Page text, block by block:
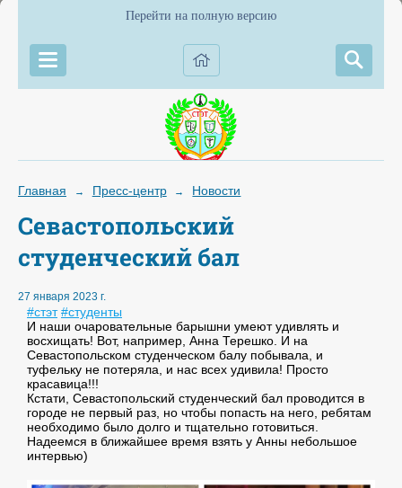
Перейти на полную версию
Главная → Пресс-центр → Новости
Севастопольский
студенческий бал
27 января 2023 г.
#стэт #студенты
И наши очаровательные барышни умеют удивлять и
восхищать! Вот, например, Анна Терешко. И на
Севастопольском студенческом балу побывала, и
туфельку не потеряла, и нас всех удивила! Просто
красавица!!!
Кстати, Севастопольский студенческий бал проводится в
городе не первый раз, но чтобы попасть на него, ребятам
необходимо было долго и тщательно готовиться.
Надеемся в ближайшее время взять у Анны небольшое
интервью)